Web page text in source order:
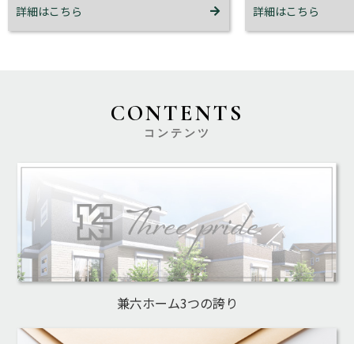
CONTENTS
コンテンツ
兼六ホーム3つの誇り